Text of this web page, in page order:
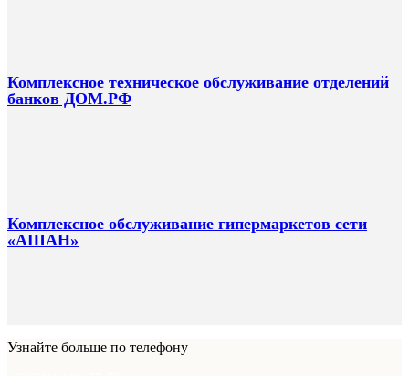
Комплексное техническое обслуживание отделений
банков ДОМ.РФ
Комплексное обслуживание гипермаркетов сети
«АШАН»
Узнайте больше по телефону